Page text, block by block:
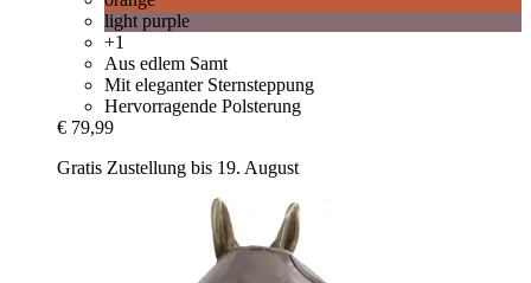
light purple
+1
Aus edlem Samt
Mit eleganter Sternsteppung
Hervorragende Polsterung
€ 79,99
Gratis Zustellung bis 19. August